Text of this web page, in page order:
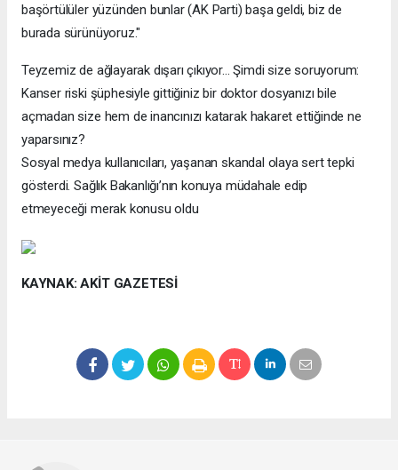
başörtülüler yüzünden bunlar (AK Parti) başa geldi, biz de
burada sürünüyoruz."
Teyzemiz de ağlayarak dışarı çıkıyor... Şimdi size soruyorum:
Kanser riski şüphesiyle gittiğiniz bir doktor dosyanızı bile
açmadan size hem de inancınızı katarak hakaret ettiğinde ne
yaparsınız?
Sosyal medya kullanıcıları, yaşanan skandal olaya sert tepki
gösterdi. Sağlık Bakanlığı’nın konuya müdahale edip
etmeyeceği merak konusu oldu
KAYNAK: AKİT GAZETESİ